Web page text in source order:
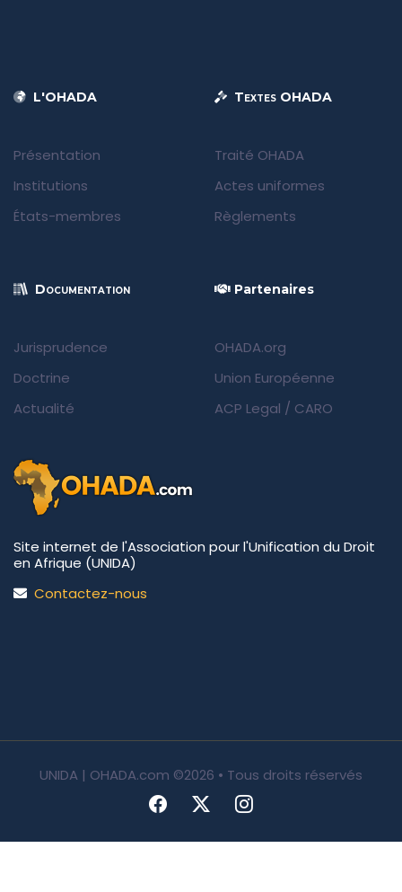
L'OHADA
Présentation
Institutions
États-membres
Textes OHADA
Traité OHADA
Actes uniformes
Règlements
Documentation
Jurisprudence
Doctrine
Actualité
Partenaires
OHADA.org
Union Européenne
ACP Legal / CARO
Site internet de l'Association pour l'Unification du Droit
en Afrique (UNIDA)
Contactez-nous
UNIDA | OHADA.com ©2026 • Tous droits réservés